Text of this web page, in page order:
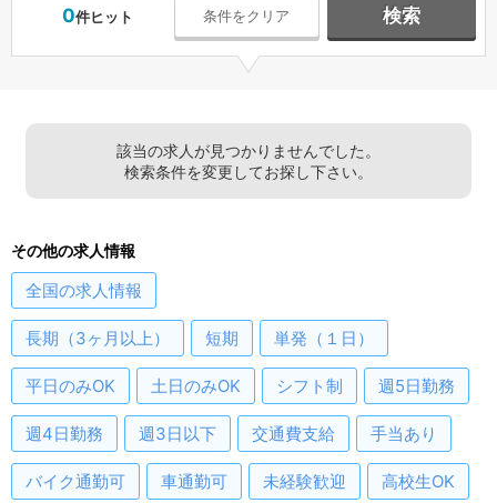
0件ヒット 条件をクリア 検索
該当の求人が見つかりませんでした。
検索条件を変更してお探し下さい。
その他の求人情報
全国の求人情報
長期（3ヶ月以上） 短期 単発（１日）
平日のみOK 土日のみOK シフト制 週5日勤務
週4日勤務 週3日以下 交通費支給 手当あり
バイク通勤可 車通勤可 未経験歓迎 高校生OK